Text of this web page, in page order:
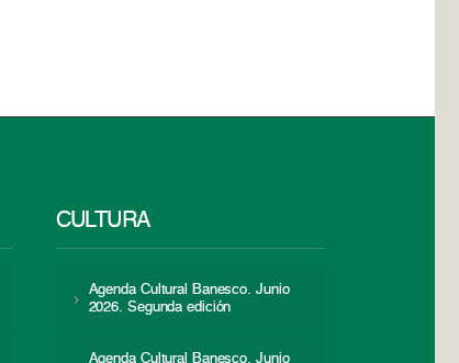
CULTURA
Agenda Cultural Banesco. Junio
2026. Segunda edición
Agenda Cultural Banesco. Junio